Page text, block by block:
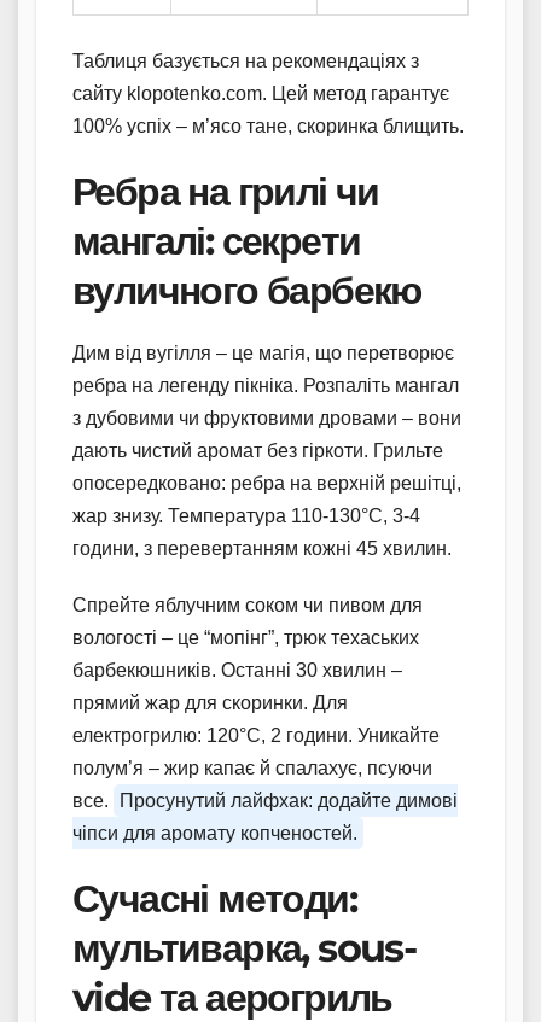
Таблиця базується на рекомендаціях з
сайту klopotenko.com. Цей метод гарантує
100% успіх – м’ясо тане, скоринка блищить.
Ребра на грилі чи
мангалі: секрети
вуличного барбекю
Дим від вугілля – це магія, що перетворює
ребра на легенду пікніка. Розпаліть мангал
з дубовими чи фруктовими дровами – вони
дають чистий аромат без гіркоти. Грильте
опосередковано: ребра на верхній решітці,
жар знизу. Температура 110-130°C, 3-4
години, з перевертанням кожні 45 хвилин.
Спрейте яблучним соком чи пивом для
вологості – це “мопінг”, трюк техаських
барбекюшників. Останні 30 хвилин –
прямий жар для скоринки. Для
електрогрилю: 120°C, 2 години. Уникайте
полум’я – жир капає й спалахує, псуючи
все.
Просунутий лайфхак: додайте димові
чіпси для аромату копченостей.
Сучасні методи:
мультиварка, sous-
vide та аерогриль